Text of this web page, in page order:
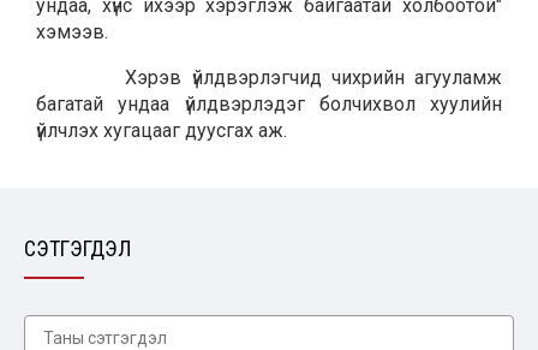
ундаа, хүнс ихээр хэрэглэж байгаатай холбоотой"
хэмээв.
Хэрэв үйлдвэрлэгчид чихрийн агууламж
багатай ундаа үйлдвэрлэдэг болчихвол хуулийн
үйлчлэх хугацааг дуусгах аж.
СЭТГЭГДЭЛ